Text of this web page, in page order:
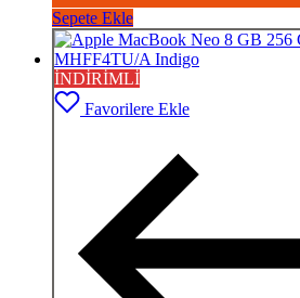
Sepete Ekle
İNDİRİMLİ
Favorilere Ekle